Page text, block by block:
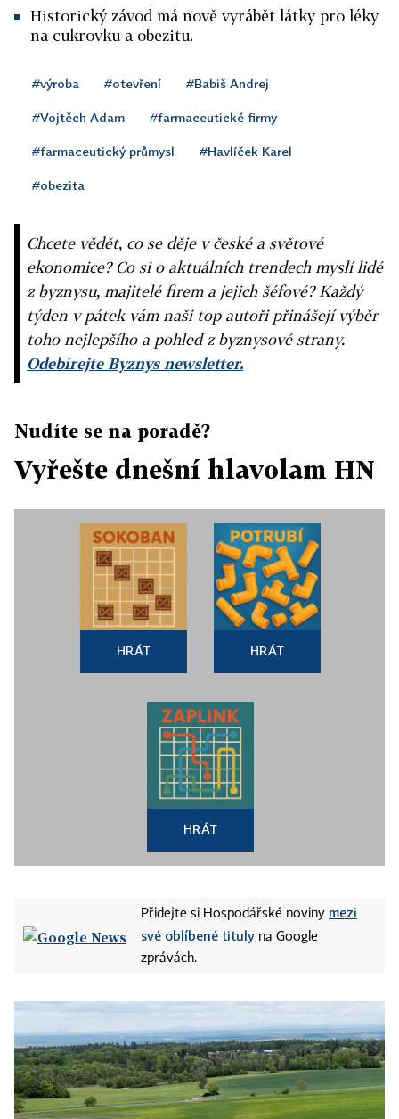
Historický závod má nově vyrábět látky pro léky
na cukrovku a obezitu.
#výroba #otevření #Babiš Andrej
#Vojtěch Adam #farmaceutické firmy
#farmaceutický průmysl #Havlíček Karel
#obezita
Chcete vědět, co se děje v české a světové
ekonomice? Co si o aktuálních trendech myslí lidé
z byznysu, majitelé firem a jejich šéfové? Každý
týden v pátek vám naši top autoři přinášejí výběr
toho nejlepšího a pohled z byznysové strany.
Odebírejte Byznys newsletter.
Nudíte se na poradě?
Vyřešte dnešní hlavolam HN
HRÁT HRÁT
HRÁT
Přidejte si Hospodářské noviny mezi
své oblíbené tituly na Google
zprávách.